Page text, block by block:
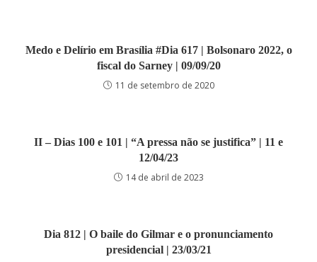
Medo e Delírio em Brasília #Dia 617 | Bolsonaro 2022, o
fiscal do Sarney | 09/09/20
11 de setembro de 2020
II – Dias 100 e 101 | “A pressa não se justifica” | 11 e
12/04/23
14 de abril de 2023
Dia 812 | O baile do Gilmar e o pronunciamento
presidencial | 23/03/21